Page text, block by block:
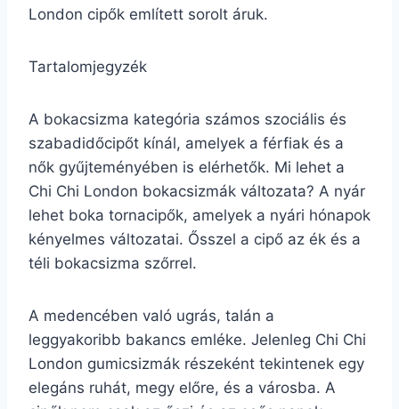
London cipők említett sorolt áruk.
Tartalomjegyzék
A bokacsizma kategória számos szociális és
szabadidőcipőt kínál, amelyek a férfiak és a
nők gyűjteményében is elérhetők. Mi lehet a
Chi Chi London bokacsizmák változata? A nyár
lehet boka tornacipők, amelyek a nyári hónapok
kényelmes változatai. Ősszel a cipő az ék és a
téli bokacsizma szőrrel.
A medencében való ugrás, talán a
leggyakoribb bakancs emléke. Jelenleg Chi Chi
London gumicsizmák részeként tekintenek egy
elegáns ruhát, megy előre, és a városba. A